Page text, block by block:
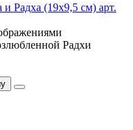
Радха (19х9,5 см) арт.
Радхи